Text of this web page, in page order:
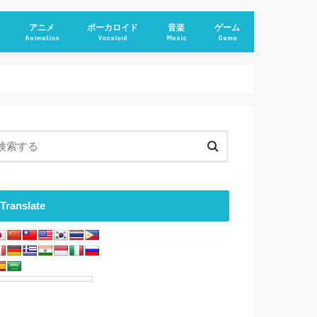
アニメ
Animation
ボーカロイド
Vocaloid
音楽
Music
ゲーム
Game
Translate